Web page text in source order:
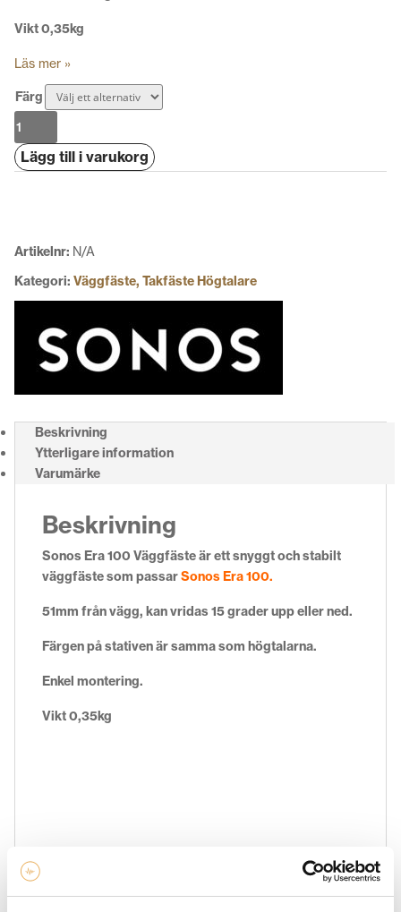
Vikt 0,35kg
Läs mer »
Färg
Sonos
Era
100
Lägg till i varukorg
Artikelnr: N/A
Kategori: Väggfäste, Takfäste Högtalare
Beskrivning
Ytterligare information
Varumärke
Beskrivning
Sonos Era 100 Väggfäste är ett snyggt och stabilt
väggfäste som passarSonos Era 100.
51mm från vägg, kan vridas 15 grader upp eller ned.
Färgen på stativen är samma som högtalarna.
Enkel montering.
Vikt 0,35kg